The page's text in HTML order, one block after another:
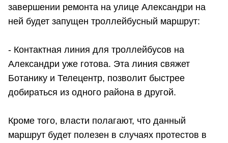
завершении ремонта на улице Александри на
ней будет запущен троллейбусный маршрут:
- Контактная линия для троллейбусов на
Александри уже готова. Эта линия свяжет
Ботанику и Телецентр, позволит быстрее
добираться из одного района в другой.
Кроме того, власти полагают, что данный
маршрут будет полезен в случаях протестов в